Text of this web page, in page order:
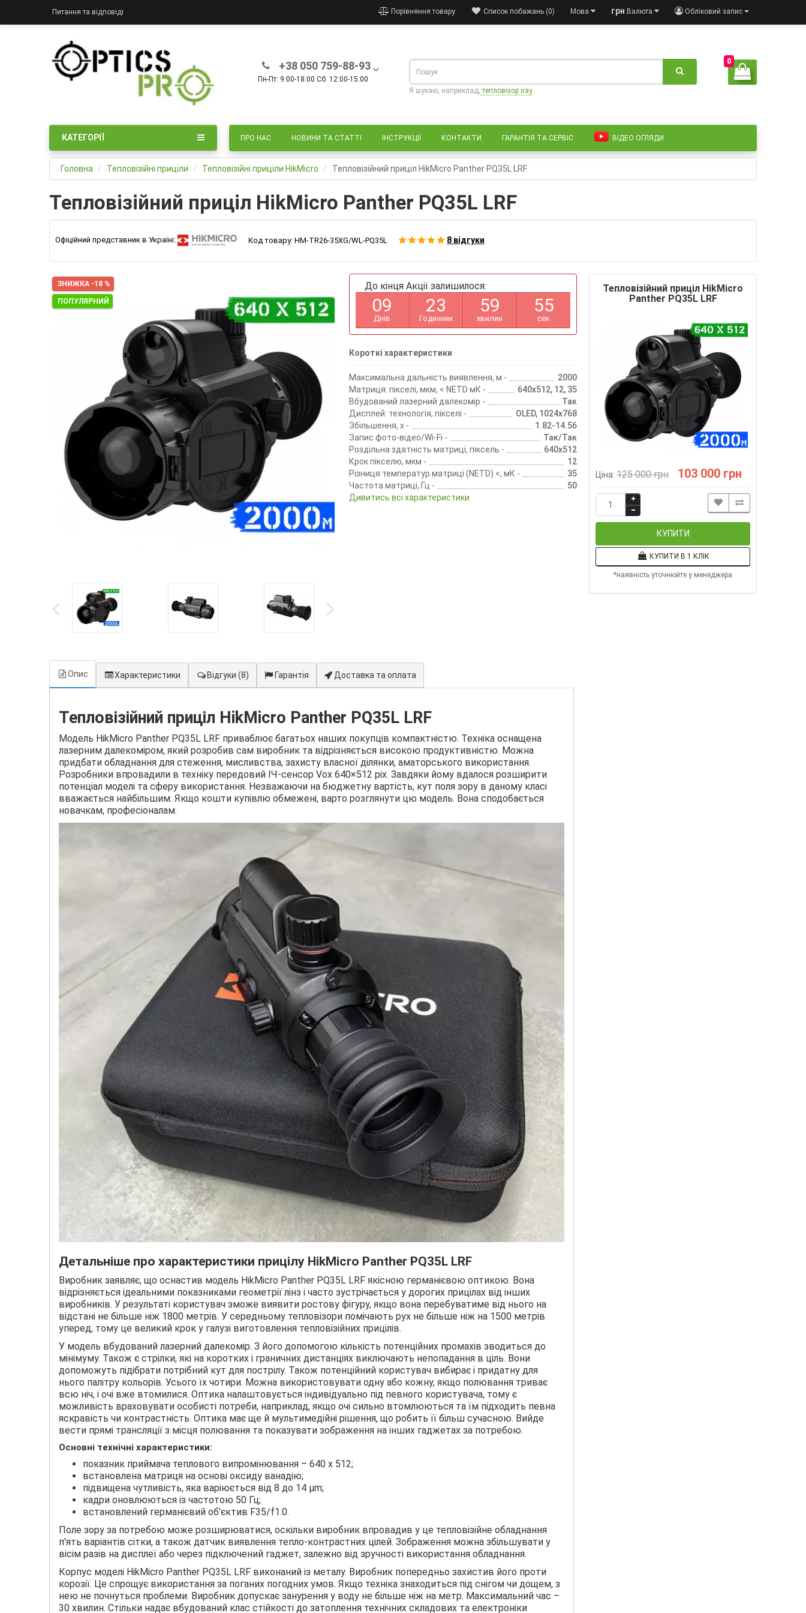
Питання та відповіді Обліковий запис
грн Валюта
Мова
Список побажань (0)
Порівняння товару
+38 050 759-88-93
Пн-Пт: 9:00-18:00 Сб: 12:00-15:00
0
Я шукаю, наприклад, тепловізор iray
ПРО НАС НОВИНИ ТА СТАТТІ ІНСТРУКЦІЇ КОНТАКТИ ГАРАНТІЯ ТА СЕРВІС ВІДЕО ОГЛЯДИ
КАТЕГОРІЇ
Головна Тепловізійні приціли Тепловізійні приціли HikMicro Тепловізійний приціл HikMicro Panther PQ35L LRF
Тепловізійний приціл HikMicro Panther PQ35L LRF
Офіційний представник в Україні: Код товару: HM-TR26-35XG/WL-PQ35L 8 відгуки
ЗНИЖКА -18 %
ПОПУЛЯРНИЙ
До кінця Акції залишилося:
09
Днів
23
Годинник
59
хвилин
54
сек
Короткі характеристики
Максимальна дальність виявлення, м -
2000
Матриця: пікселі, мкм, < NETD мК -
640х512, 12, 35
Вбудований лазерний далекомір -
Так
Дисплей: технологія, пікселі -
OLED, 1024х768
Збільшення, х -
1.82-14.56
Запис фото-відео/Wi-Fi -
Так/Так
Роздільна здатність матриці, піксель -
640х512
Крок пікселю, мкм -
12
Різниця температур матриці (NETD) <, мК -
35
Частота матриці, Гц -
50
Дивитись всі характеристики
Тепловізійний приціл HikMicro
Panther PQ35L LRF
Ціна: 125 000 грн 103 000 грн
КУПИТИ
КУПИТИ В 1 КЛІК
*наявність уточнюйте у менеджера
Опис Характеристики Відгуки (8) Гарантія Доставка та оплата
Тепловізійний приціл HikMicro Panther PQ35L LRF
Модель HikMicro Panther PQ35L LRF приваблює багатьох наших покупців компактністю. Техніка оснащена
лазерним далекоміром, який розробив сам виробник та відрізняється високою продуктивністю. Можна
придбати обладнання для стеження, мисливства, захисту власної ділянки, аматорського використання.
Розробники впровадили в техніку передовий ІЧ-сенсор Vox 640×512 pix. Завдяки йому вдалося розширити
потенціал моделі та сферу використання. Незважаючи на бюджетну вартість, кут поля зору в даному класі
вважається найбільшим. Якщо кошти купівлю обмежені, варто розглянути цю модель. Вона сподобається
новачкам, професіоналам.
Детальніше про характеристики прицілу HikMicro Panther PQ35L LRF
Виробник заявляє, що оснастив модель HikMicro Panther PQ35L LRF якісною германієвою оптикою. Вона
відрізняється ідеальними показниками геометрії лінз і часто зустрічається у дорогих прицілах від інших
виробників. У результаті користувач зможе виявити ростову фігуру, якщо вона перебуватиме від нього на
відстані не більше ніж 1800 метрів. У середньому тепловізори помічають рух не більше ніж на 1500 метрів
уперед, тому це великий крок у галузі виготовлення тепловізійних прицілів.
У модель вбудований лазерний далекомір. З його допомогою кількість потенційних промахів зводиться до
мінімуму. Також є стрілки, які на коротких і граничних дистанціях виключають непопадання в ціль. Вони
допоможуть підібрати потрібний кут для пострілу. Також потенційний користувач вибирає і придатну для
нього палітру кольорів. Усього їх чотири. Можна використовувати одну або кожну, якщо полювання триває
всю ніч, і очі вже втомилися. Оптика налаштовується індивідуально під певного користувача, тому є
можливість враховувати особисті потреби, наприклад, якщо очі сильно втомлюються та їм підходить певна
яскравість чи контрастність. Оптика має ще й мультимедійні рішення, що робить її більш сучасною. Вийде
вести прямі трансляції з місця полювання та показувати зображення на інших гаджетах за потребою.
Основні технічні характеристики:
показник приймача теплового випромінювання – 640 х 512;
встановлена матриця на основі оксиду ванадію;
підвищена чутливість, яка варіюється від 8 до 14 μm;
кадри оновлюються із частотою 50 Гц;
встановлений германієвий об'єктив F35/f1.0.
Поле зору за потребою може розширюватися, оскільки виробник впровадив у це тепловізійне обладнання
п'ять варіантів сітки, а також датчик виявлення тепло-контрастних цілей. Зображення можна збільшувати у
вісім разів на дисплеї або через підключений гаджет, залежно від зручності використання обладнання.
Корпус моделі HikMicro Panther PQ35L LRF виконаний із металу. Виробник попередньо захистив його проти
корозії. Це спрощує використання за поганих погодних умов. Якщо техніка знаходиться під снігом чи дощем, з
нею не почнуться проблеми. Виробник допускає занурення у воду не більше ніж на метр. Максимальний час –
30 хвилин. Стільки надає вбудований клас стійкості до затоплення технічних складових та електроніки